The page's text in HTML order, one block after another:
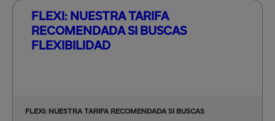
FLEXI: NUESTRA TARIFA
RECOMENDADA SI BUSCAS
FLEXIBILIDAD
FLEXI: NUESTRA TARIFA RECOMENDADA SI BUSCAS